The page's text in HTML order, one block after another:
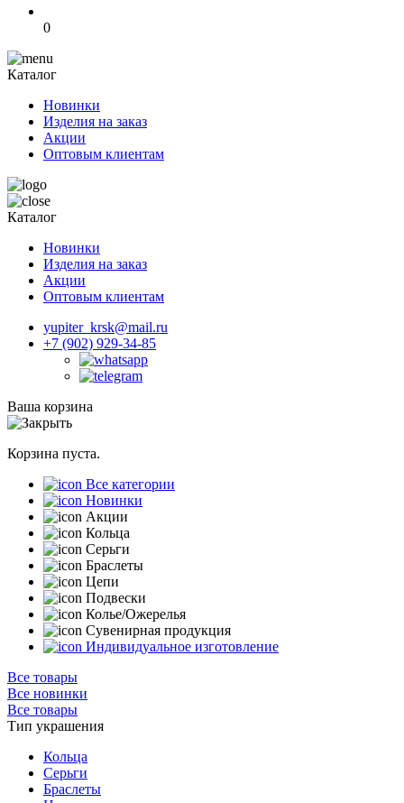
0
Каталог
Новинки
Изделия на заказ
Акции
Оптовым клиентам
Каталог
Новинки
Изделия на заказ
Акции
Оптовым клиентам
yupiter_krsk@mail.ru
+7 (902) 929-34-85
Ваша корзина
Корзина пуста.
Все категории
Новинки
Акции
Кольца
Серьги
Браслеты
Цепи
Подвески
Колье/Ожерелья
Сувенирная продукция
Индивидуальное изготовление
Все товары
Все новинки
Все товары
Тип украшения
Кольца
Серьги
Браслеты